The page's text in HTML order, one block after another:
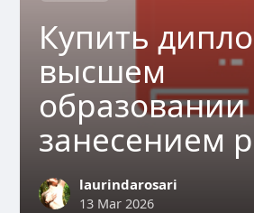
Купить
высшем
образовании
занесением
laurindarosari
13 Mar 2026